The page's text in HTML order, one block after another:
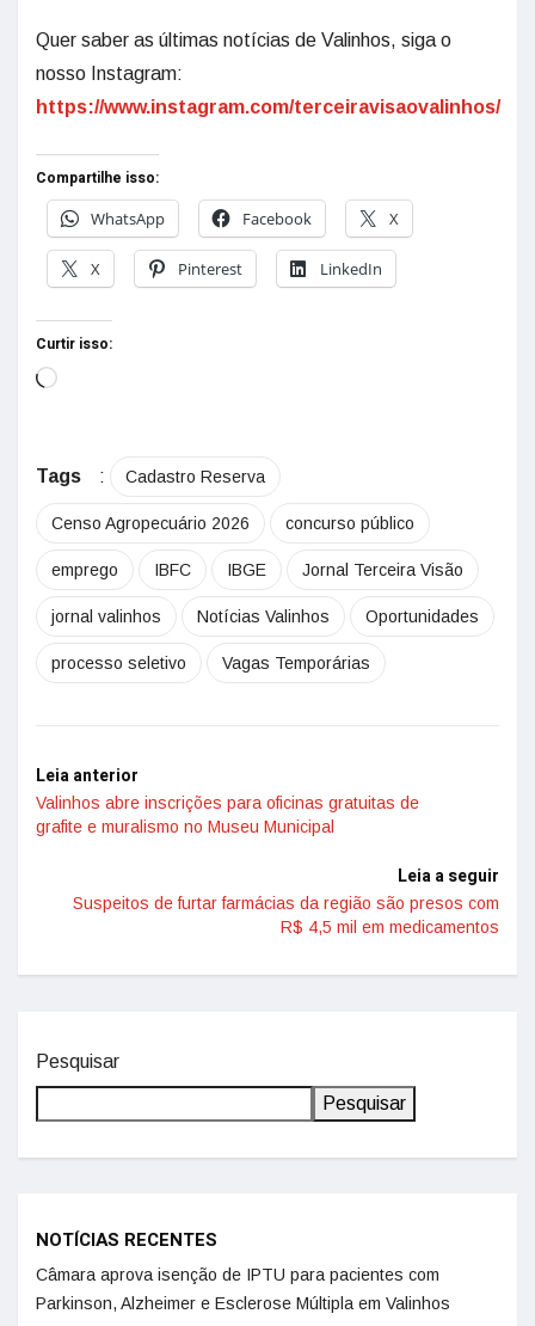
Quer saber as últimas notícias de Valinhos, siga o
nosso Instagram:
https://www.instagram.com/terceiravisaovalinhos/
Compartilhe isso:
WhatsApp
Facebook X
X Pinterest LinkedIn
Curtir isso:
Tags : Cadastro Reserva
Censo Agropecuário 2026 concurso público
emprego IBFC IBGE Jornal Terceira Visão
jornal valinhos Notícias Valinhos Oportunidades
processo seletivo Vagas Temporárias
Leia anterior
Valinhos abre inscrições para oficinas gratuitas de
grafite e muralismo no Museu Municipal
Leia a seguir
Suspeitos de furtar farmácias da região são presos com
R$ 4,5 mil em medicamentos
Pesquisar
Pesquisar
NOTÍCIAS RECENTES
Câmara aprova isenção de IPTU para pacientes com
Parkinson, Alzheimer e Esclerose Múltipla em Valinhos